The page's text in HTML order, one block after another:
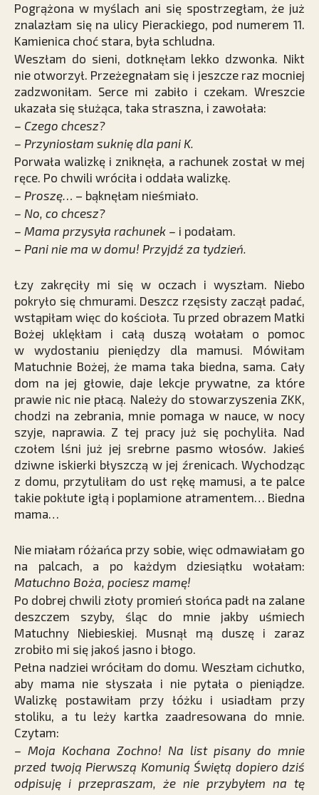
Pogrążona w myślach ani się spostrzegłam, że już
znalazłam się na ulicy Pierackiego, pod numerem 11.
Kamienica choć stara, była schludna.
Weszłam do sieni, dotknęłam lekko dzwonka. Nikt
nie otworzył. Przeżegnałam się i jeszcze raz mocniej
zadzwoniłam. Serce mi zabiło i czekam. Wreszcie
ukazała się służąca, taka straszna, i zawołała:
– Czego chcesz?
– Przyniosłam suknię dla pani K.
Porwała walizkę i zniknęła, a rachunek został w mej
ręce. Po chwili wróciła i oddała walizkę.
– Proszę… – bąknęłam nieśmiało.
– No, co chcesz?
– Mama przysyła rachunek – i podałam.
– Pani nie ma w domu! Przyjdź za tydzień.
Łzy zakręciły mi się w oczach i wyszłam. Niebo
pokryło się chmurami. Deszcz rzęsisty zaczął padać,
wstąpiłam więc do kościoła. Tu przed obrazem Matki
Bożej uklękłam i całą duszą wołałam o pomoc
w wydostaniu pieniędzy dla mamusi. Mówiłam
Matuchnie Bożej, że mama taka biedna, sama. Cały
dom na jej głowie, daje lekcje prywatne, za które
prawie nic nie płacą. Należy do stowarzyszenia ZKK,
chodzi na zebrania, mnie pomaga w nauce, w nocy
szyje, naprawia. Z tej pracy już się pochyliła. Nad
czołem lśni już jej srebrne pasmo włosów. Jakieś
dziwne iskierki błyszczą w jej źrenicach. Wychodząc
z domu, przytuliłam do ust rękę mamusi, a te palce
takie pokłute igłą i poplamione atramentem… Biedna
mama…
Nie miałam różańca przy sobie, więc odmawiałam go
na palcach, a po każdym dziesiątku wołałam:
Matuchno Boża, pociesz mamę!
Po dobrej chwili złoty promień słońca padł na zalane
deszczem szyby, śląc do mnie jakby uśmiech
Matuchny Niebieskiej. Musnął mą duszę i zaraz
zrobiło mi się jakoś jasno i błogo.
Pełna nadziei wróciłam do domu. Weszłam cichutko,
aby mama nie słyszała i nie pytała o pieniądze.
Walizkę postawiłam przy łóżku i usiadłam przy
stoliku, a tu leży kartka zaadresowana do mnie.
Czytam:
– Moja Kochana Zochno! Na list pisany do mnie
przed twoją Pierwszą Komunią Świętą dopiero dziś
odpisuję i przepraszam, że nie przybyłem na tę